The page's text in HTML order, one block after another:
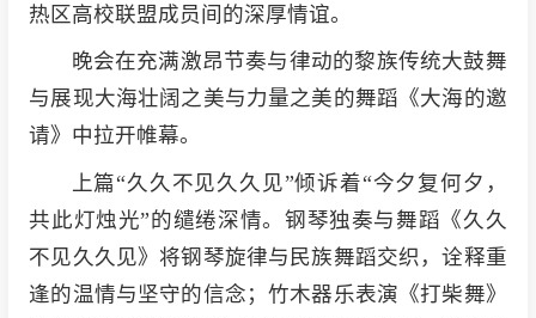
热区高校联盟成员间的深厚情谊。
晚会在充满激昂节奏与律动的黎族传统大鼓舞
与展现大海壮阔之美与力量之美的舞蹈《大海的邀
请》中拉开帷幕。
上篇“久久不见久久见”倾诉着“今夕复何夕，
共此灯烛光”的缱绻深情。钢琴独奏与舞蹈《久久
不见久久见》将钢琴旋律与民族舞蹈交织，诠释重
逢的温情与坚守的信念；竹木器乐表演《打柴舞》